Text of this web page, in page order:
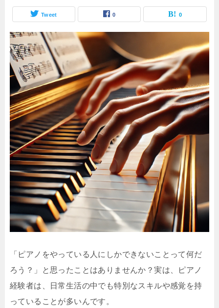
Tweet 0 0
「ピアノをやっている人にしかできないことって何だ
ろう？」と思ったことはありませんか？実は、ピアノ
経験者は、日常生活の中でも特別なスキルや感覚を持
っていることが多いんです。